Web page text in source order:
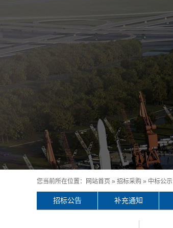
您当前所在位置： 网站首页 » 招标采购 » 中标公示
招标公告 补充通知